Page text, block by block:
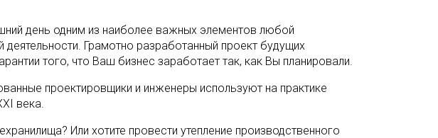
день одним из наиболее важных элементов любой
деятельности. Грамотно разработанный проект будущих
того, что Ваш бизнес заработает так, как Вы планировали.
проектировщики и инженеры используют на практике
века.
Или хотите провести утепление производственного